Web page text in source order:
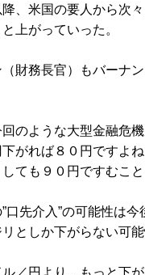
、米国の要人から次
上がっていった。
財務長官）もバーナ
のような大型金融危
がれば８０円ですよ
ても９０円ですむこ
先介入”の可能性は
としか下がらない可